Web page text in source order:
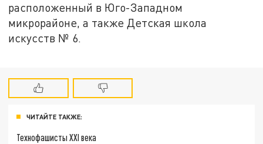
расположенный в Юго-Западном
микрорайоне, а также Детская школа
искусств № 6.
ЧИТАЙТЕ ТАКЖЕ:
Технофашисты XXI века